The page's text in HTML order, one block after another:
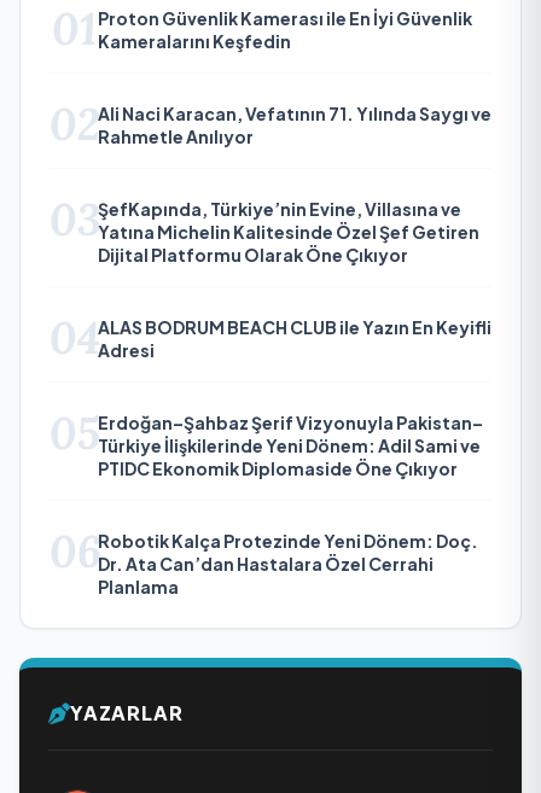
01 Proton Güvenlik Kamerası ile En İyi Güvenlik
Kameralarını Keşfedin
02Ali Naci Karacan, Vefatının 71. Yılında Saygı ve
Rahmetle Anılıyor
03ŞefKapında, Türkiye’nin Evine, Villasına ve
Yatına Michelin Kalitesinde Özel Şef Getiren
Dijital Platformu Olarak Öne Çıkıyor
04ALAS BODRUM BEACH CLUB ile Yazın En Keyifli
Adresi
05Erdoğan–Şahbaz Şerif Vizyonuyla Pakistan–
Türkiye İlişkilerinde Yeni Dönem: Adil Sami ve
PTIDC Ekonomik Diplomaside Öne Çıkıyor
06Robotik Kalça Protezinde Yeni Dönem: Doç.
Dr. Ata Can’dan Hastalara Özel Cerrahi
Planlama
YAZARLAR